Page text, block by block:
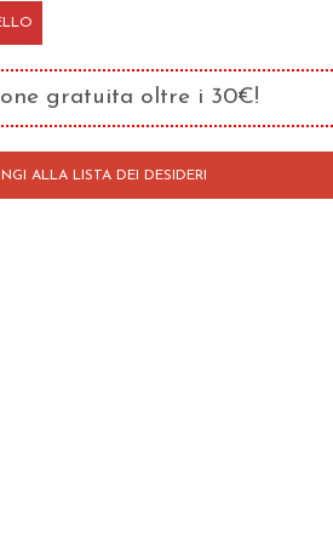
gratuita oltre i 30€!
ALLA LISTA DEI DESIDERI